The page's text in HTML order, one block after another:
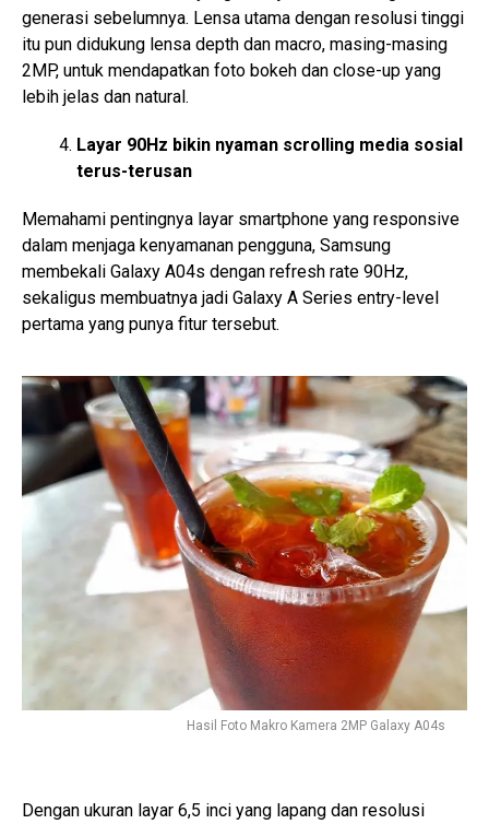
generasi sebelumnya. Lensa utama dengan resolusi tinggi
itu pun didukung lensa depth dan macro, masing-masing
2MP, untuk mendapatkan foto bokeh dan close-up yang
lebih jelas dan natural.
Layar 90Hz bikin nyaman scrolling media sosial
terus-terusan
Memahami pentingnya layar smartphone yang responsive
dalam menjaga kenyamanan pengguna, Samsung
membekali Galaxy A04s dengan refresh rate 90Hz,
sekaligus membuatnya jadi Galaxy A Series entry-level
pertama yang punya fitur tersebut.
Hasil Foto Makro Kamera 2MP Galaxy A04s
Dengan ukuran layar 6,5 inci yang lapang dan resolusi